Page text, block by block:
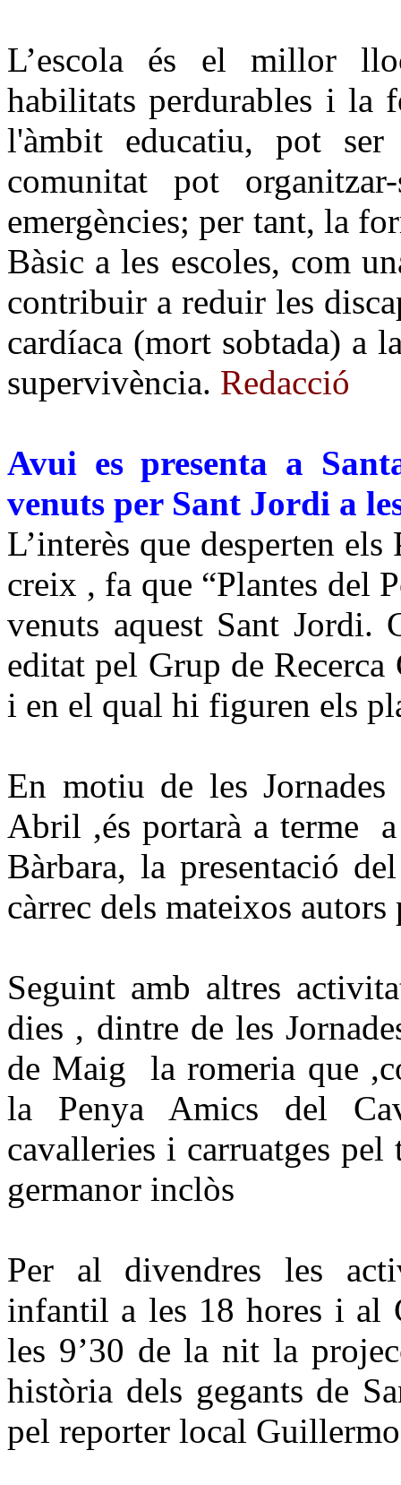
L’escola és el millor
habilitats perdurables i la
l'àmbit educatiu, pot
comunitat pot
emergències; per tant, la
Bàsic a les escoles, com
contribuir a reduir les
cardíaca (mort sobtada) a
supervivència. Redacció
Avui es presenta a
venuts per Sant Jordi a
L’interès que desperten
creix , fa que “Plantes del
venuts aquest Sant Jordi.
editat pel Grup de
i en el qual hi figuren els
En motiu de les
Abril ,és portarà a terme
Bàrbara, la presentació
càrrec dels mateixos autors
Seguint amb altres
dies , dintre de les
de Maig la romeria que
la Penya Amics del
cavalleries i carruatges
germanor inclòs
Per al divendres les
infantil a les 18 hores i al
les 9’30 de la nit la
història dels gegants de
pel reporter local